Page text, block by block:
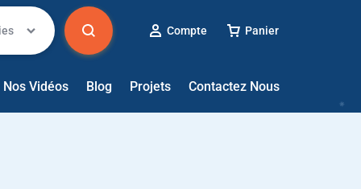
Compte Panier
Nos Vidéos Blog Projets Contactez Nous